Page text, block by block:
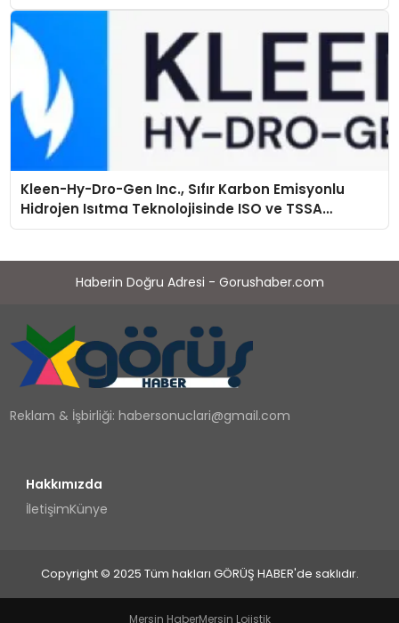
Kleen-Hy-Dro-Gen Inc., Sıfır Karbon Emisyonlu
Hidrojen Isıtma Teknolojisinde ISO ve TSSA
Düzenleyici Onaylarını Aldı
Haberin Doğru Adresi - Gorushaber.com
Reklam & İşbirliği:habersonuclari@gmail.com
Hakkımızda
İletişimKünye
Copyright © 2025 Tüm hakları GÖRÜŞ HABER'de saklıdır.
Mersin HaberMersin Lojistik